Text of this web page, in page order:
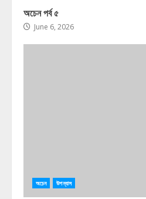
অচেন পর্ব ৫
June 6, 2026
অচেন উপন্যাস